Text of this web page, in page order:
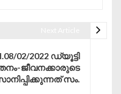
02/2022 ഡ്യൂട്ടി
ജീവനക്കാരുടെ
സം.